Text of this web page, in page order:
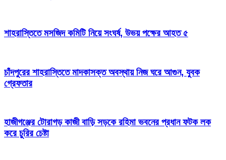
শাহরাস্তিতে মসজিদ কমিটি নিয়ে সংঘর্ষ, উভয় পক্ষের আহত ৫
চাঁদপুরের শাহরাস্তিতে মাদকাসক্ত অবস্থায় নিজ ঘরে আগুন, যুবক
গ্রেফতার
হাজীগঞ্জের টোরাগড় কাজী বাড়ি সড়কে রহিমা ভবনের প্রধান ফটক লক
করে চুরির চেষ্টা